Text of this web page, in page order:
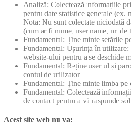
Analiză: Colectează informațiile
pentru date statistice generale (ex.
Nota: Nu sunt colectate niciodată
(cum ar fi nume, user name, nr. de
Fundamental: Ține minte setările
Fundamental: Ușurința în utilizare:
website-ului pentru a se deschide
Fundamental: Reține user-ul și
contul de utilizator
Fundamental: Ține minte limba pe
Fundamental: Colectează
de contact pentru a vă raspunde
Acest site web nu va: